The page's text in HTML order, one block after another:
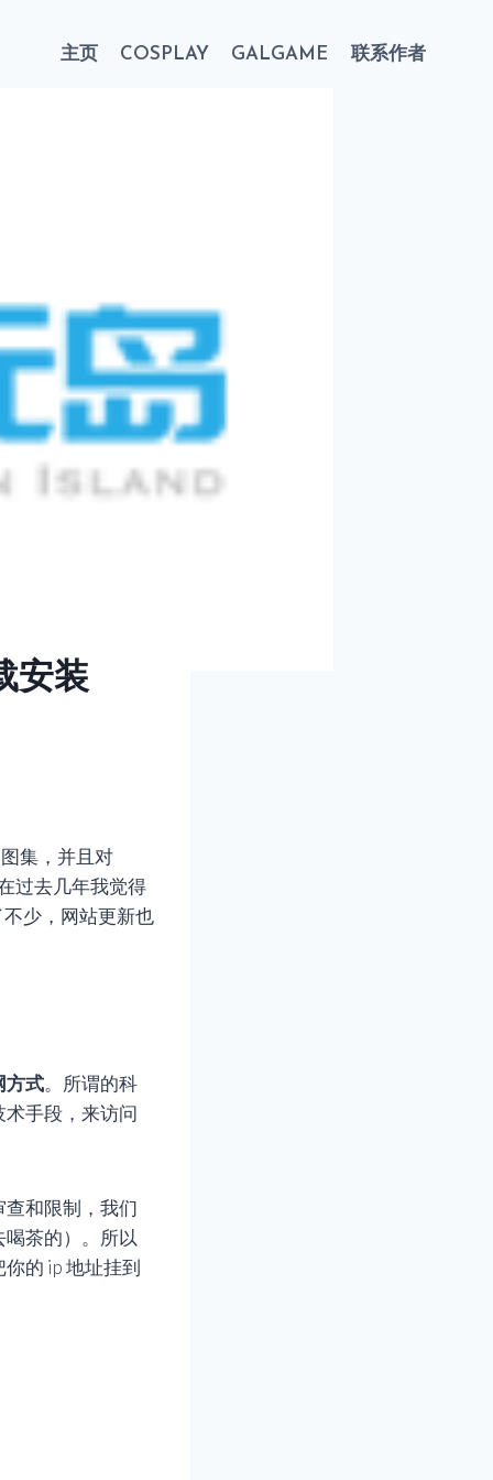
主页 COSPLAY GALGAME 联系作者
安装
集，并且对
过去几年我觉得
少，网站更新也
方式。所谓的科
手段，来访问
和限制，我们
茶的）。所以
的 ip 地址挂到